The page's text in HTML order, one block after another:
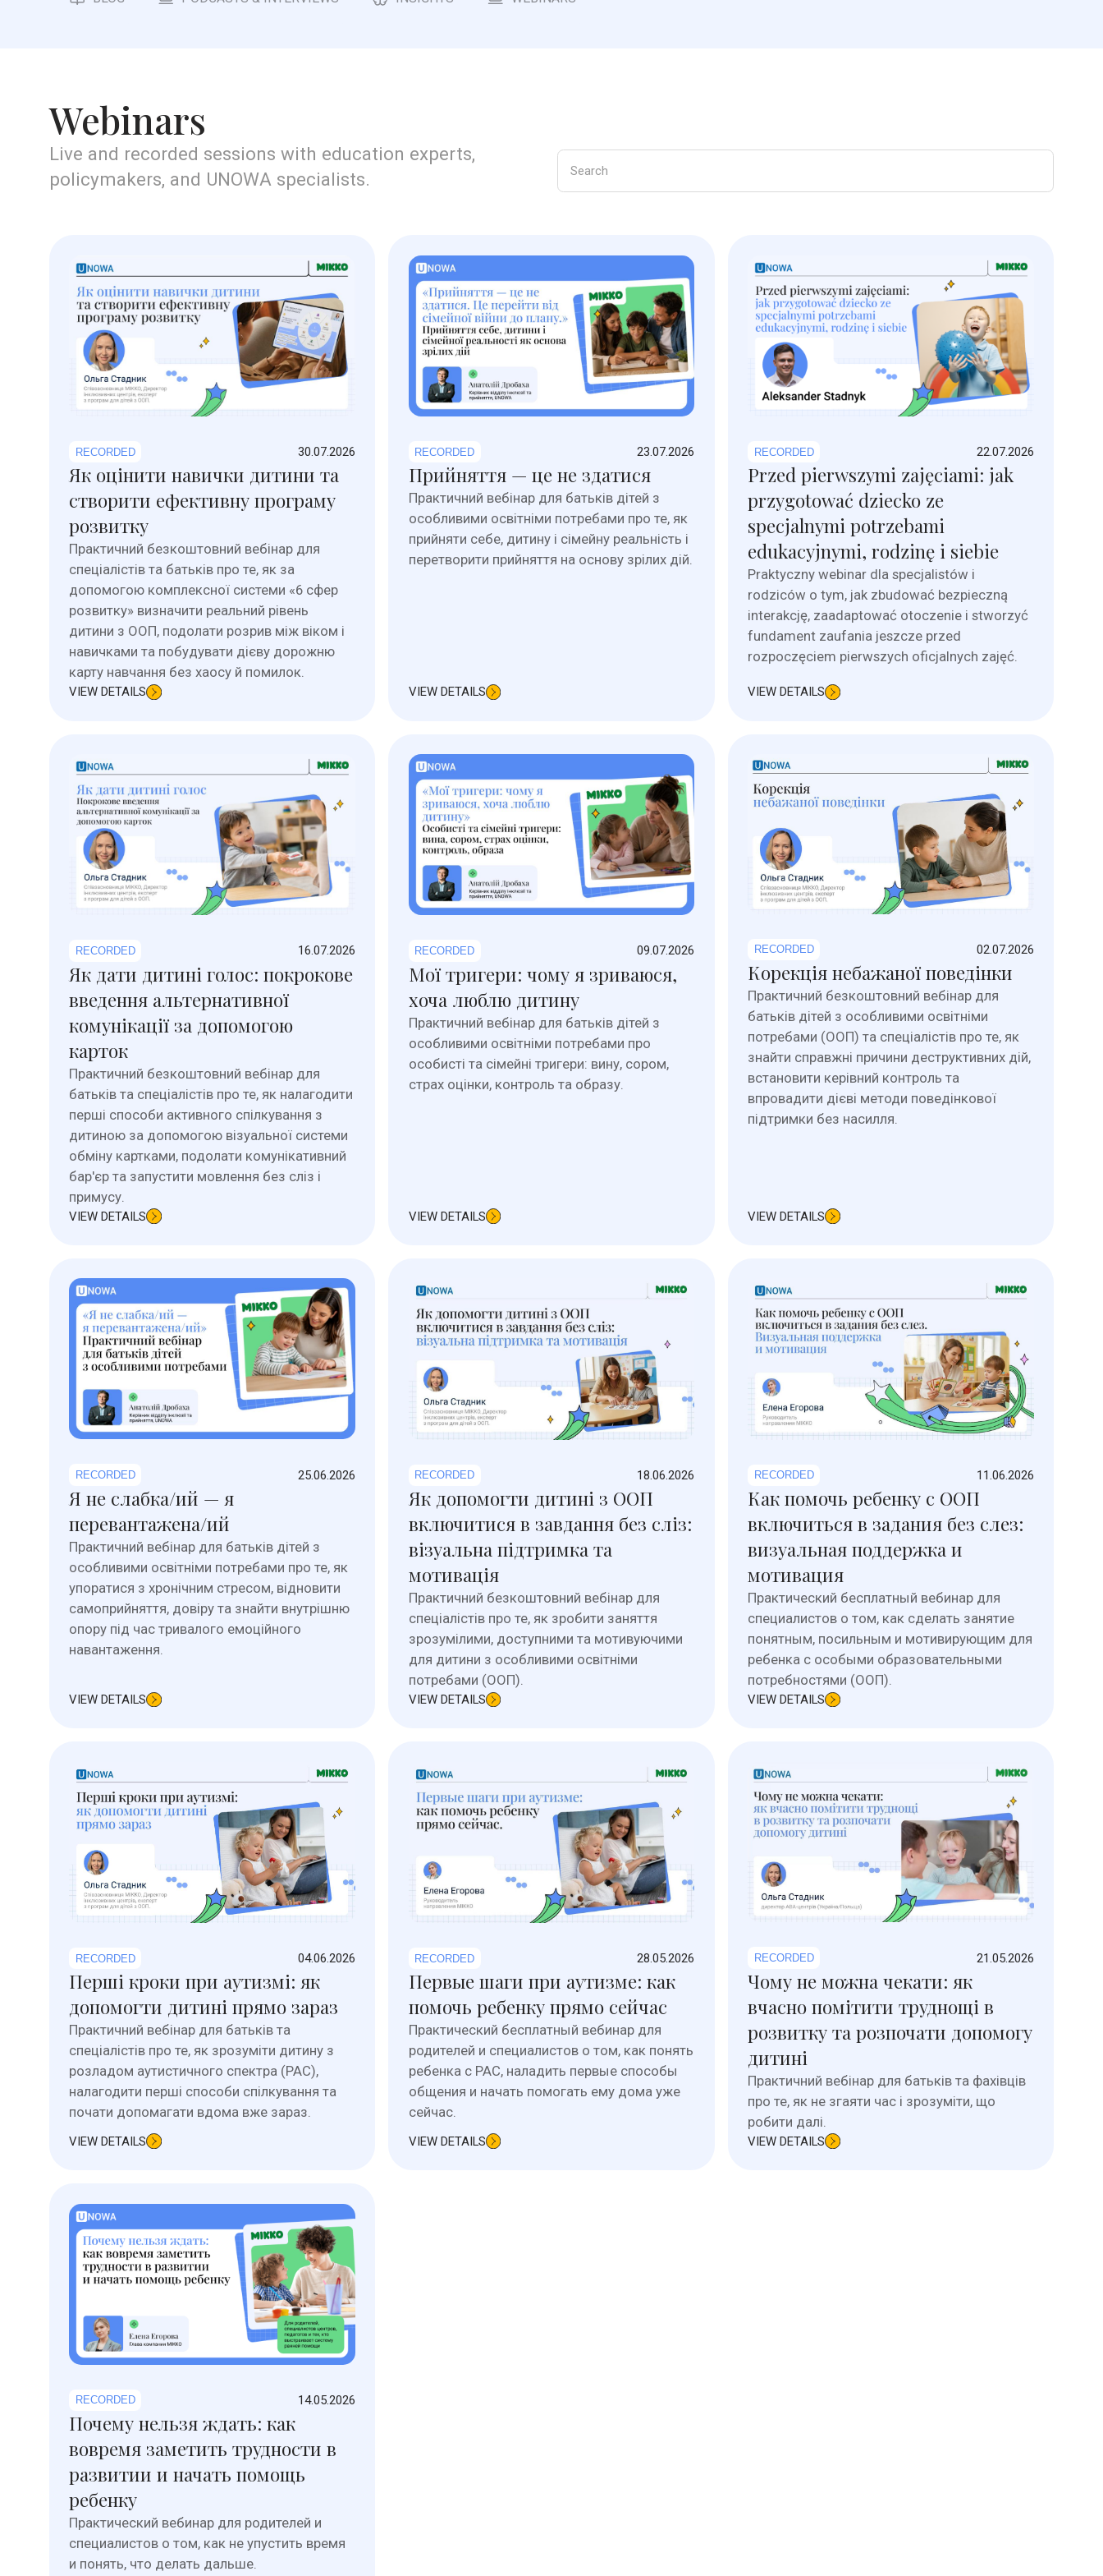
Webinars
Live and recorded sessions with education experts,
policymakers, and UNOWA specialists.
RECORDED 30.07.2026
Як оцінити навички дитини та
створити ефективну програму
розвитку
Практичний безкоштовний вебінар для
спеціалістів та батьків про те, як за
допомогою комплексної системи «6 сфер
розвитку» визначити реальний рівень
дитини з ООП, подолати розрив між віком і
навичками та побудувати дієву дорожню
карту навчання без хаосу й помилок.
VIEW DETAILS
RECORDED 23.07.2026
Прийняття — це не здатися
Практичний вебінар для батьків дітей з
особливими освітніми потребами про те, як
прийняти себе, дитину і сімейну реальність і
перетворити прийняття на основу зрілих дій.
VIEW DETAILS
RECORDED 22.07.2026
Przed pierwszymi zajęciami: jak
przygotować dziecko ze
specjalnymi potrzebami
edukacyjnymi, rodzinę i siebie
Praktyczny webinar dla specjalistów i
rodziców o tym, jak zbudować bezpieczną
interakcję, zaadaptować otoczenie i stworzyć
fundament zaufania jeszcze przed
rozpoczęciem pierwszych oficjalnych zajęć.
VIEW DETAILS
RECORDED 16.07.2026
Як дати дитині голос: покрокове
введення альтернативної
комунікації за допомогою
карток
Практичний безкоштовний вебінар для
батьків та спеціалістів про те, як налагодити
перші способи активного спілкування з
дитиною за допомогою візуальної системи
обміну картками, подолати комунікативний
бар'єр та запустити мовлення без сліз і
примусу.
VIEW DETAILS
RECORDED 09.07.2026
Мої тригери: чому я зриваюся,
хоча люблю дитину
Практичний вебінар для батьків дітей з
особливими освітніми потребами про
особисті та сімейні тригери: вину, сором,
страх оцінки, контроль та образу.
VIEW DETAILS
RECORDED 02.07.2026
Корекція небажаної поведінки
Практичний безкоштовний вебінар для
батьків дітей з особливими освітніми
потребами (ООП) та спеціалістів про те, як
знайти справжні причини деструктивних дій,
встановити керівний контроль та
впровадити дієві методи поведінкової
підтримки без насилля.
VIEW DETAILS
RECORDED 25.06.2026
Я не слабка/ий — я
перевантажена/ий
Практичний вебінар для батьків дітей з
особливими освітніми потребами про те, як
упоратися з хронічним стресом, відновити
самоприйняття, довіру та знайти внутрішню
опору під час тривалого емоційного
навантаження.
VIEW DETAILS
RECORDED 18.06.2026
Як допомогти дитині з ООП
включитися в завдання без сліз:
візуальна підтримка та
мотивація
Практичний безкоштовний вебінар для
спеціалістів про те, як зробити заняття
зрозумілими, доступними та мотивуючими
для дитини з особливими освітніми
потребами (ООП).
VIEW DETAILS
RECORDED 11.06.2026
Как помочь ребенку с ООП
включиться в задания без слез:
визуальная поддержка и
мотивация
Практический бесплатный вебинар для
специалистов о том, как сделать занятие
понятным, посильным и мотивирующим для
ребенка с особыми образовательными
потребностями (ООП).
VIEW DETAILS
RECORDED 04.06.2026
Перші кроки при аутизмі: як
допомогти дитині прямо зараз
Практичний вебінар для батьків та
спеціалістів про те, як зрозуміти дитину з
розладом аутистичного спектра (РАС),
налагодити перші способи спілкування та
почати допомагати вдома вже зараз.
VIEW DETAILS
RECORDED 28.05.2026
Первые шаги при аутизме: как
помочь ребенку прямо сейчас
Практический бесплатный вебинар для
родителей и специалистов о том, как понять
ребенка с РАС, наладить первые способы
общения и начать помогать ему дома уже
сейчас.
VIEW DETAILS
RECORDED 21.05.2026
Чому не можна чекати: як
вчасно помітити труднощі в
розвитку та розпочати допомогу
дитині
Практичний вебінар для батьків та фахівців
про те, як не згаяти час і зрозуміти, що
робити далі.
VIEW DETAILS
RECORDED 14.05.2026
Почему нельзя ждать: как
вовремя заметить трудности в
развитии и начать помощь
ребенку
Практический вебинар для родителей и
специалистов о том, как не упустить время
и понять, что делать дальше.